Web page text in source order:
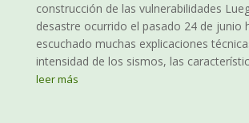
construcción de las vulnerabilidades
desastre ocurrido el pasado 24 de junio
escuchado muchas explicaciones
intensidad de los sismos, las
leer más